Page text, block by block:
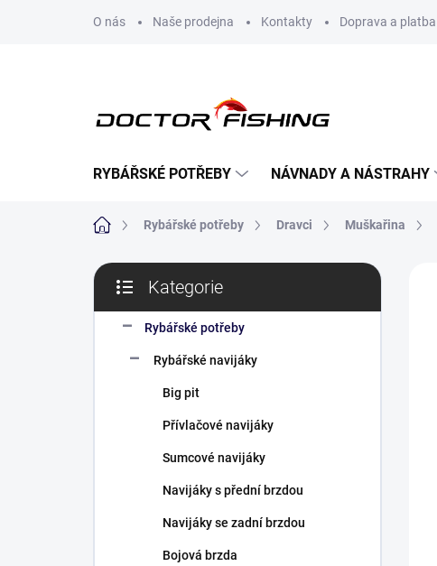
O nás Naše prodejna Kontakty Doprava a platba
RYBÁŘSKÉ POTŘEBY NÁVNADY A NÁSTRAHY
Domů Rybářské potřeby Dravci Muškařina
P
s
kategorie
Kategorie
Rybářské potřeby
Rybářské navijáky
Big pit
Přívlačové navijáky
Sumcové navijáky
Navijáky s přední brzdou
Navijáky se zadní brzdou
Bojová brzda